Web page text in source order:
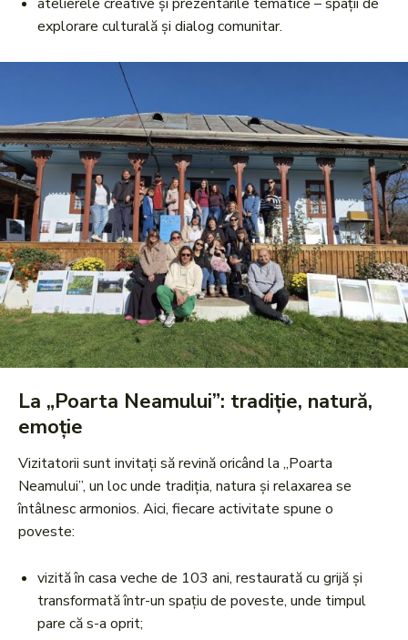
atelierele creative și prezentările tematice – spații de
explorare culturală și dialog comunitar.
La „Poarta Neamului”: tradiție, natură,
emoție
Vizitatorii sunt invitați să revină oricând la „Poarta
Neamului”, un loc unde tradiția, natura și relaxarea se
întâlnesc armonios. Aici, fiecare activitate spune o
poveste:
vizită în casa veche de 103 ani, restaurată cu grijă și
transformată într-un spațiu de poveste, unde timpul
pare că s-a oprit;